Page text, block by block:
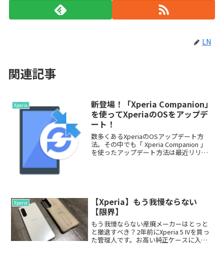
LN
関連記事
Xperia
新登場！「Xperia Companion」
を使ってXperiaのOSをアップデ
ート！
数多くあるXperiaのOSアップデート方
法。その中でも「 Xperia Companion 」
を使ったアップデート方法は最近リリー
Xperia
【Xperia】もう我慢ならない
【限界】
もう我慢ならない産廃メーカーはとっと
と撤退すべき？2年前にXperia 5 IVを買っ
た管理人です。お高い純正ケースに入れ